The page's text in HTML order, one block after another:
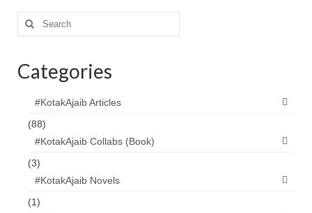
Search
for:
Categories
#KotakAjaib Articles
(88)
#KotakAjaib Collabs (Book)
(3)
#KotakAjaib Novels
(1)